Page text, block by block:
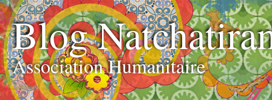
Blog
Association Humanitaire